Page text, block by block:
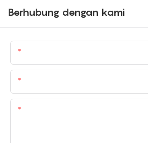
Berhubung dengan kami